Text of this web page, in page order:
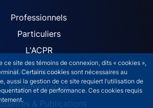
ce site des témoins de connexion, dits « cookies »,
Certains cookies sont nécessaires au
aussi la gestion de ce site requiert l’utilisation de
et de performance. Ces cookies requis
navigation
Professionnels
Particuliers
L'ACPR
Nos missions
Réglementation
& Publications